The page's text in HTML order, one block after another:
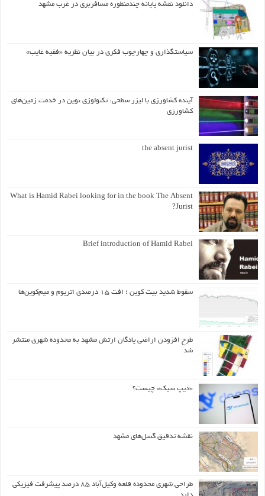
دانلود نقشه پایانه چندمنظوره مسافربری در غرب مشهد
سیاستگذاری و چهارچوب فکری در بیان نظریه «فقیه غایب»
آینده کشاورزی با لیزر سطحی: تکنولوژی نوین در خدمت زمین‌های
کشاورزی
the absent jurist
What is Hamid Rabei looking for in the book The Absent
Jurist?
Brief introduction of Hamid Rabei
سقوط شدید بیت کوین ؛ افت ۱۵ درصدی اتریوم و میم‌کوین‌ها
طرح افزودن اراضی پادگان ارتش مشهد به محدوده شهری منتشر
شد
«دیپ سیک» چیست؟
نقشه تدقیق گسل‌های مشهد
طراحی شهری محدوده قلعه وکیل‌آباد ۸۵ درصد پیشرفت فیزیکی